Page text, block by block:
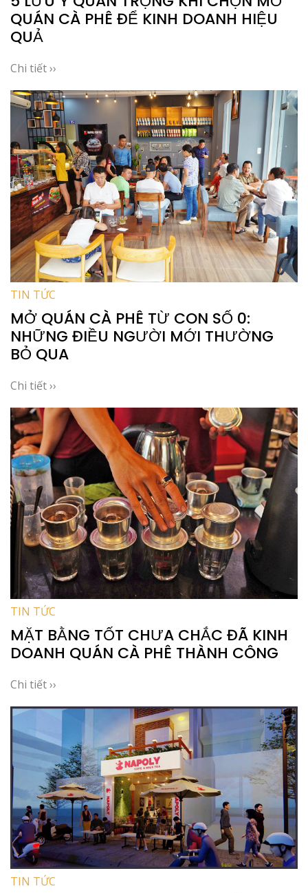
QUÁN CÀ PHÊ ĐỂ KINH DOANH HIỆU
QUẢ
Chi tiết ››
TIN TỨC
MỞ QUÁN CÀ PHÊ TỪ CON SỐ 0:
NHỮNG ĐIỀU NGƯỜI MỚI THƯỜNG
BỎ QUA
Chi tiết ››
TIN TỨC
MẶT BẰNG TỐT CHƯA CHẮC ĐÃ KINH
DOANH QUÁN CÀ PHÊ THÀNH CÔNG
Chi tiết ››
TIN TỨC